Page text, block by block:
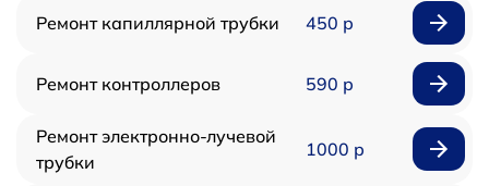
Ремонт капиллярной трубки 450 р
Ремонт контроллеров 590 р
Ремонт электронно-лучевой
трубки
1000 р